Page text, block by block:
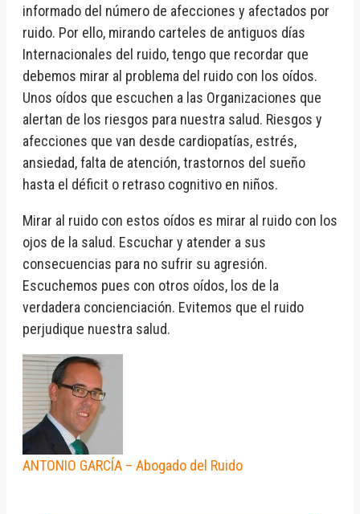
informado del número de afecciones y afectados por
ruido. Por ello, mirando carteles de antiguos días
Internacionales del ruido, tengo que recordar que
debemos mirar al problema del ruido con los oídos.
Unos oídos que escuchen a las Organizaciones que
alertan de los riesgos para nuestra salud. Riesgos y
afecciones que van desde cardiopatías, estrés,
ansiedad, falta de atención, trastornos del sueño
hasta el déficit o retraso cognitivo en niños.
Mirar al ruido con estos oídos es mirar al ruido con los
ojos de la salud. Escuchar y atender a sus
consecuencias para no sufrir su agresión.
Escuchemos pues con otros oídos, los de la
verdadera concienciación. Evitemos que el ruido
perjudique nuestra salud.
ANTONIO GARCÍA – Abogado del Ruido